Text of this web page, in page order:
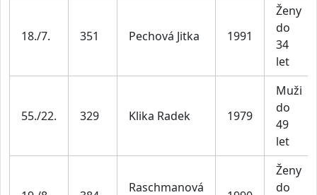
18./7. 351 Pechová Jitka 1991
Ženy
do
34
let
55./22. 329 Klika Radek 1979
Muži
do
49
let
Raschmanová
Ženy
do